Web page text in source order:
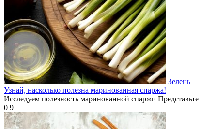
Зелень
Узнай, насколько полезна маринованная спаржа!
Исследуем полезность маринованной спаржи Представьте
0 9